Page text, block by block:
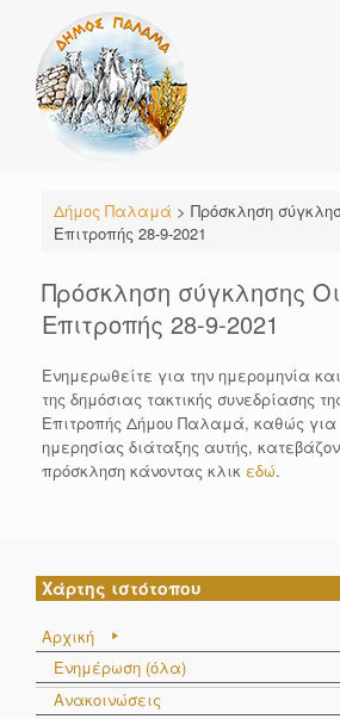
content
Δήμος Παλαμά > Πρόσκληση
Επιτροπής 28-9-2021
Πρόσκληση σύγκλησης
Επιτροπής 28-9-2021
Ενημερωθείτε για την ημερομηνία
της δημόσιας τακτικής συνεδρίασης
Επιτροπής Δήμου Παλαμά, καθώς
ημερησίας διάταξης αυτής,
πρόσκληση κάνοντας κλικ εδώ.
Χάρτης ιστότοπου
Αρχική
Ενημέρωση (όλα)
Ανακοινώσεις